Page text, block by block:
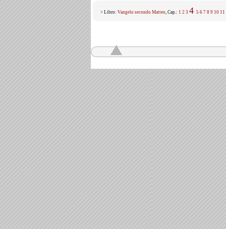
> Libro: Vangelo secondo Matteo, Cap.: 1 2 3 4 5 6 7 8 9 10 11